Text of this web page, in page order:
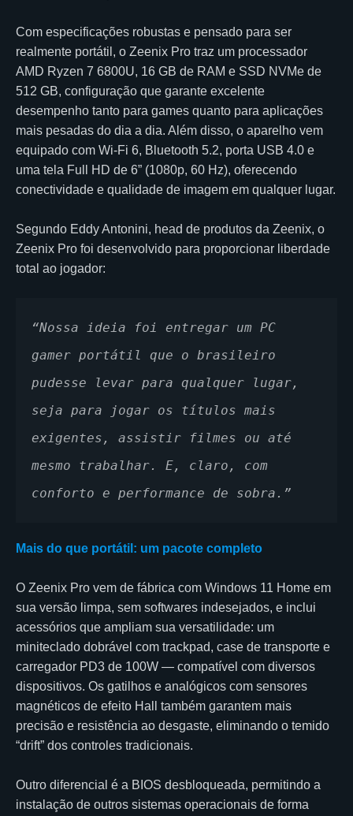
Com especificações robustas e pensado para ser
realmente portátil, o Zeenix Pro traz um processador
AMD Ryzen 7 6800U, 16 GB de RAM e SSD NVMe de
512 GB, configuração que garante excelente
desempenho tanto para games quanto para aplicações
mais pesadas do dia a dia. Além disso, o aparelho vem
equipado com Wi-Fi 6, Bluetooth 5.2, porta USB 4.0 e
uma tela Full HD de 6” (1080p, 60 Hz), oferecendo
conectividade e qualidade de imagem em qualquer lugar.
Segundo Eddy Antonini, head de produtos da Zeenix, o
Zeenix Pro foi desenvolvido para proporcionar liberdade
total ao jogador:
“Nossa ideia foi entregar um PC
gamer portátil que o brasileiro
pudesse levar para qualquer lugar,
seja para jogar os títulos mais
exigentes, assistir filmes ou até
mesmo trabalhar. E, claro, com
conforto e performance de sobra.”
Mais do que portátil: um pacote completo
O Zeenix Pro vem de fábrica com Windows 11 Home em
sua versão limpa, sem softwares indesejados, e inclui
acessórios que ampliam sua versatilidade: um
miniteclado dobrável com trackpad, case de transporte e
carregador PD3 de 100W — compatível com diversos
dispositivos. Os gatilhos e analógicos com sensores
magnéticos de efeito Hall também garantem mais
precisão e resistência ao desgaste, eliminando o temido
“drift” dos controles tradicionais.
Outro diferencial é a BIOS desbloqueada, permitindo a
instalação de outros sistemas operacionais de forma